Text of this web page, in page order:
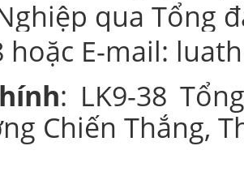
qua Tổng
hoặc E-mail:
: LK9-38
Chiến Thắng,